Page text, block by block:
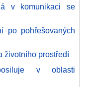
v komunikaci se
po pohřešovaných
životního prostředí
v oblasti